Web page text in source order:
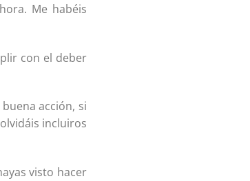
Me habéis
con el deber
acción, si
incluiros
visto hacer